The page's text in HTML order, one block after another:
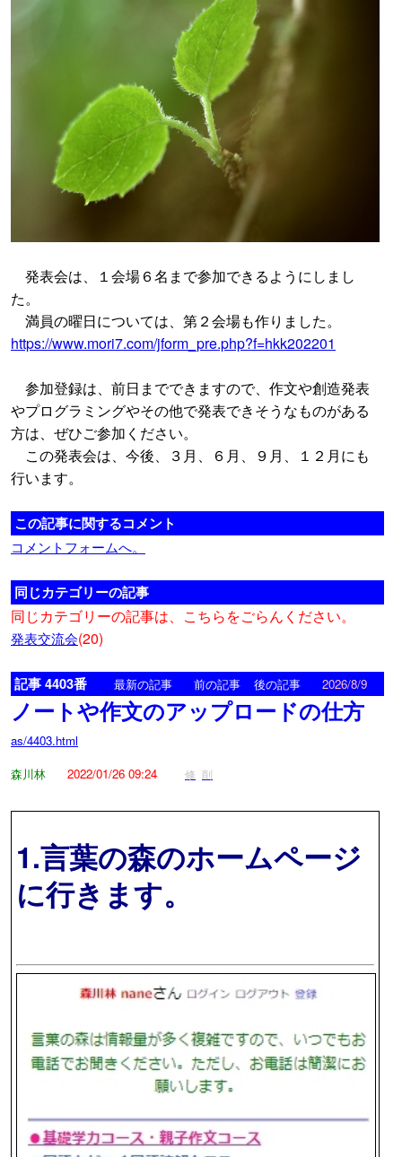
発表会は、１会場６名まで参加できるようにしまし
た。
満員の曜日については、第２会場も作りました。
https://www.mori7.com/jform_pre.php?f=hkk202201
参加登録は、前日までできますので、作文や創造発表
やプログラミングやその他で発表できそうなものがある
方は、ぜひご参加ください。
この発表会は、今後、３月、６月、９月、１２月にも
行います。
この記事に関するコメント
コメントフォームへ。
同じカテゴリーの記事
同じカテゴリーの記事は、こちらをごらんください。
発表交流会(20)
記事 4403番 最新の記事 前の記事 後の記事 2026/8/9
ノートや作文のアップロードの仕方
as/4403.html
森川林
2022/01/26 09:24 修 削
1.言葉の森のホームページ
に行きます。